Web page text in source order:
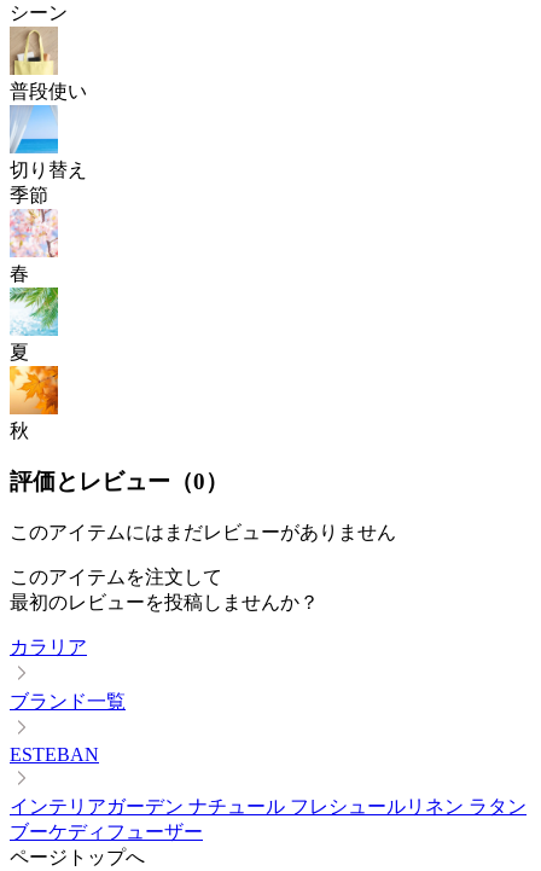
シーン
普段使い
切り替え
季節
春
夏
秋
評価とレビュー（0）
このアイテムにはまだレビューがありません
このアイテムを注文して
最初のレビューを投稿しませんか？
カラリア
ブランド一覧
ESTEBAN
インテリアガーデン ナチュール フレシュールリネン ラタン
ブーケディフューザー
ページトップへ